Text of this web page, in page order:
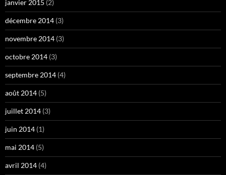
janvier 2015 (2)
décembre 2014 (3)
novembre 2014 (3)
octobre 2014 (3)
septembre 2014 (4)
août 2014 (5)
juillet 2014 (3)
juin 2014 (1)
mai 2014 (5)
avril 2014 (4)